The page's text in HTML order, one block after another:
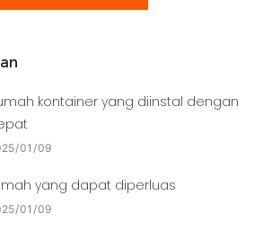
kontainer yang diinstal dengan
01 09
yang dapat diperluas
01 09